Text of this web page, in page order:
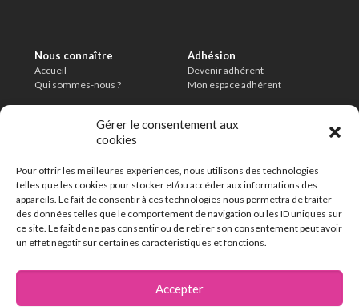
Gérer le consentement aux
cookies
Pour offrir les meilleures expériences, nous utilisons des technologies
telles que les cookies pour stocker et/ou accéder aux informations des
appareils. Le fait de consentir à ces technologies nous permettra de traiter
des données telles que le comportement de navigation ou les ID uniques sur
ce site. Le fait de ne pas consentir ou de retirer son consentement peut avoir
un effet négatif sur certaines caractéristiques et fonctions.
Accepter
Nous connaître
Accueil
Qui sommes-nous ?
Adhésion
Devenir adhérent
Mon espace adhérent
Mentions légales
Politique de confidentialité
Charte de modération
En savoir plus
FAQ
Contact